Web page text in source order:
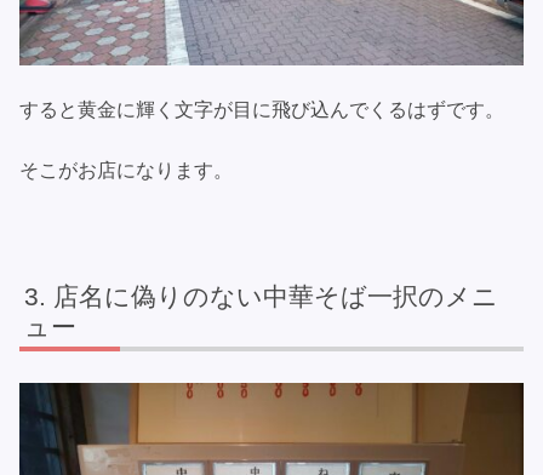
すると黄金に輝く文字が目に飛び込んでくるはずです。
そこがお店になります。
店名に偽りのない中華そば一択のメニ
ュー